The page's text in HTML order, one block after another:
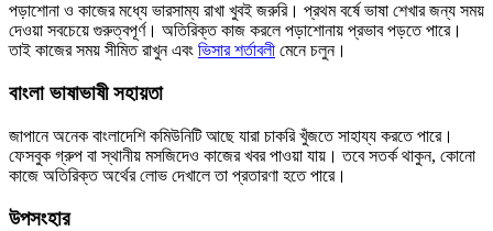
পড়াশোনা ও কাজের মধ্যে ভারসাম্য রাখা খুবই জরুরি। প্রথম বর্ষে ভাষা শেখার জন্য সময়
দেওয়া সবচেয়ে গুরুত্বপূর্ণ। অতিরিক্ত কাজ করলে পড়াশোনায় প্রভাব পড়তে পারে।
তাই কাজের সময় সীমিত রাখুন এবং ভিসার শর্তাবলী মেনে চলুন।
বাংলা ভাষাভাষী সহায়তা
জাপানে অনেক বাংলাদেশি কমিউনিটি আছে যারা চাকরি খুঁজতে সাহায্য করতে পারে।
ফেসবুক গ্রুপ বা স্থানীয় মসজিদেও কাজের খবর পাওয়া যায়। তবে সতর্ক থাকুন, কোনো
কাজে অতিরিক্ত অর্থের লোভ দেখালে তা প্রতারণা হতে পারে।
উপসংহার